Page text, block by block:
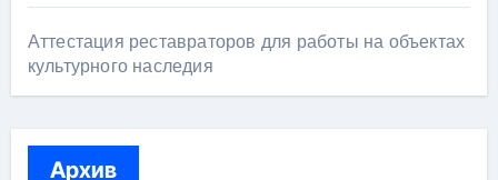
Аттестация реставраторов для работы на объектах
культурного наследия
Архив